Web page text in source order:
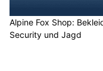
Alpine Fox Shop:
Security und Jagd